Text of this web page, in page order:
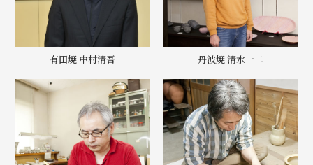
有田焼 中村清吾 丹波焼 清水一二